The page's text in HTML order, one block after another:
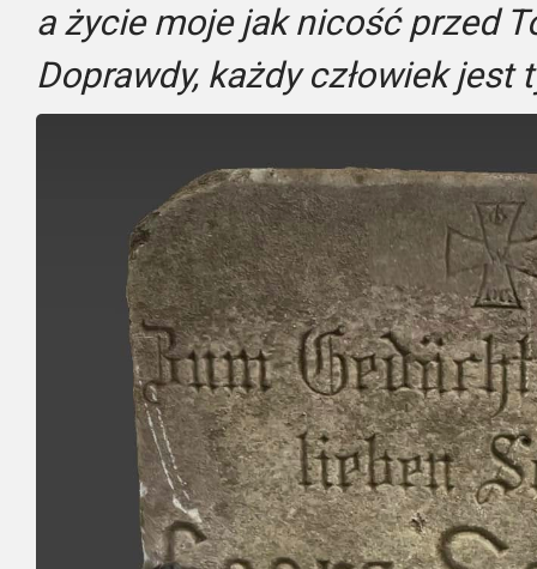
a życie moje jak nicość przed
Doprawdy, każdy człowiek jest